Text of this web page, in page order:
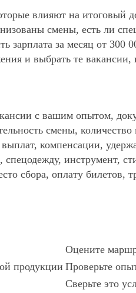
влияют на итоговый
смены, есть ли
зарплата за месяц от
и выбрать те
с вашим опытом,
смены,
компенсации,
инструмент,
сбора, оплату билетов,
Оцените
продукции Проверьте
Сверьте это